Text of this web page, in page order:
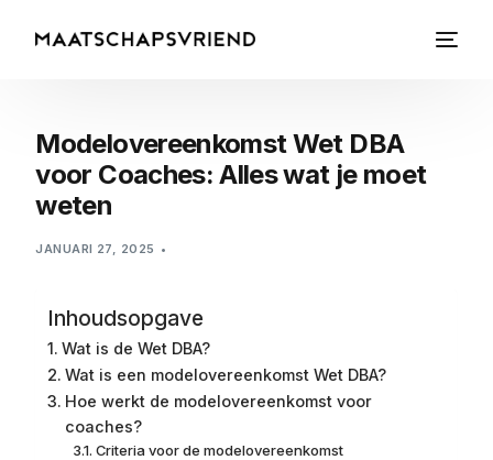
Modelovereenkomst Wet DBA
voor Coaches: Alles wat je moet
weten
JANUARI 27, 2025
Inhoudsopgave
Wat is de Wet DBA?
Wat is een modelovereenkomst Wet DBA?
Hoe werkt de modelovereenkomst voor
coaches?
Criteria voor de modelovereenkomst